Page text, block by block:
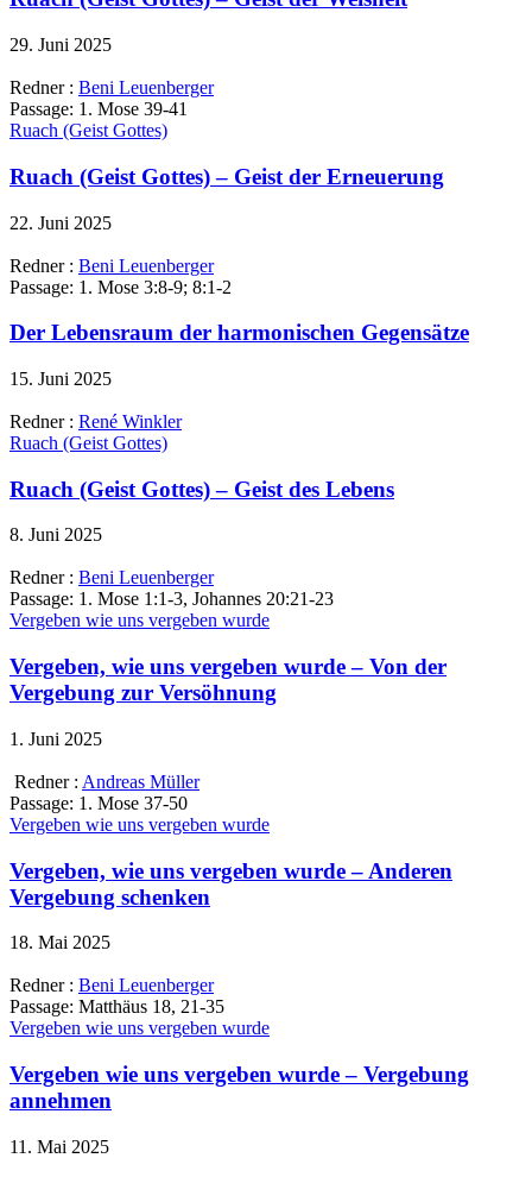
29. Juni 2025
Redner : Beni Leuenberger
Passage: 1. Mose 39-41
Ruach (Geist Gottes)
Ruach (Geist Gottes) – Geist der Erneuerung
22. Juni 2025
Redner : Beni Leuenberger
Passage: 1. Mose 3:8-9; 8:1-2
Der Lebensraum der harmonischen Gegensätze
15. Juni 2025
Redner : René Winkler
Ruach (Geist Gottes)
Ruach (Geist Gottes) – Geist des Lebens
8. Juni 2025
Redner : Beni Leuenberger
Passage: 1. Mose 1:1-3, Johannes 20:21-23
Vergeben wie uns vergeben wurde
Vergeben, wie uns vergeben wurde – Von der
Vergebung zur Versöhnung
1. Juni 2025
Redner : Andreas Müller
Passage: 1. Mose 37-50
Vergeben wie uns vergeben wurde
Vergeben, wie uns vergeben wurde – Anderen
Vergebung schenken
18. Mai 2025
Redner : Beni Leuenberger
Passage: Matthäus 18, 21-35
Vergeben wie uns vergeben wurde
Vergeben wie uns vergeben wurde – Vergebung
annehmen
11. Mai 2025